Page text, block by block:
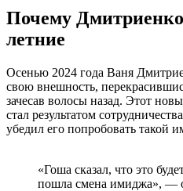
Почему
летние
Осенью 2024 года Ваня
свою внешность,
зачесав волосы назад. Этот
стал результатом
убедил его попробовать такой
«Гоша сказал, что это
пошла смена имиджа», —